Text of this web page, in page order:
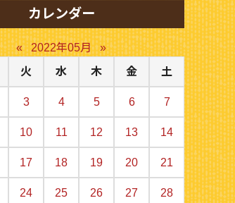
カレンダー
« 2022年05月
»
火 水 木 金 土
3 4 5 6 7
10 11 12 13 14
17 18 19 20 21
24 25 26 27 28